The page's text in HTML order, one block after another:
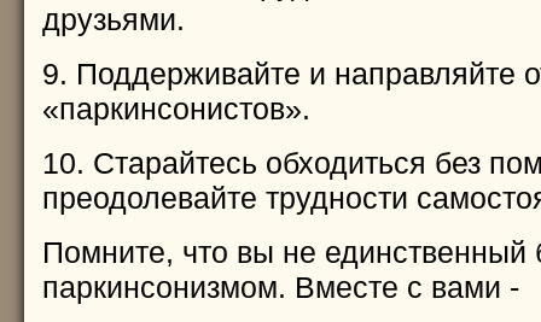
друзьями.
9. Поддерживайте и направляйте
«паркинсонистов».
10. Старайтесь обходиться без
преодолевайте трудности
Помните, что вы не единственный
паркинсонизмом. Вместе с вами -